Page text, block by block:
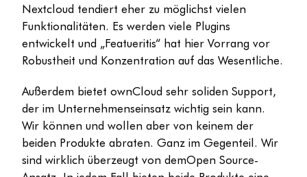
Nextcloud tendiert eher zu möglichst vielen
Funktionalitäten. Es werden viele Plugins
entwickelt und „Featueritis“ hat hier Vorrang vor
Robustheit und Konzentration auf das Wesentliche.
Außerdem bietet ownCloud sehr soliden Support,
der im Unternehmenseinsatz wichtig sein kann.
Wir können und wollen aber von keinem der
beiden Produkte abraten. Ganz im Gegenteil. Wir
sind wirklich überzeugt von demOpen Source-